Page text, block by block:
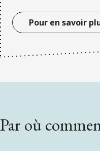
Pour en savoir
Par où